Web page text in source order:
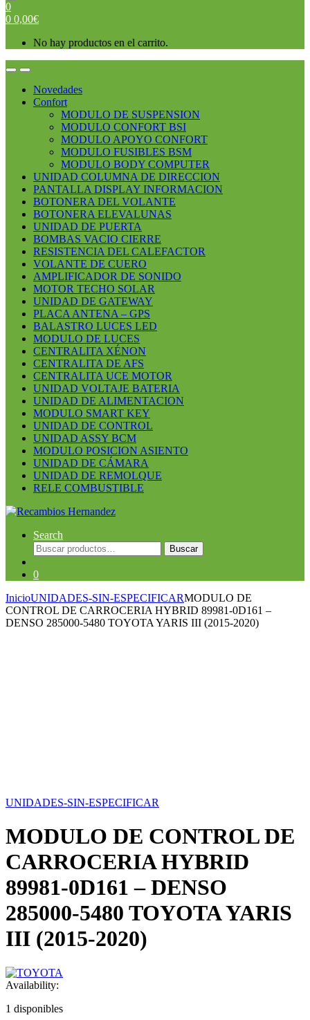
0
0 0,00€
No hay productos en el carrito.
OpenClose
Novedades
Confort
MODULO DE SUSPENSION
MODULO CONFORT BSI
MODULO APOYO CONFORT
MODULO FUSIBLES BSM
MODULO BODY COMPUTER
UNIDAD COLUMNA DE DIRECCION
PANTALLA DISPLAY INFORMACION
BOTONERA DEL VOLANTE
BOTONERA ELEVALUNAS
UNIDAD DE PUERTA
BOMBAS VACIO CIERRE
RESISTENCIA DEL CALEFACTOR
VOLANTE DE CUERO
AMPLIFICADOR DE SONIDO
MOTOR TECHO SOLAR
UNIDAD DE GATEWAY
PLACA ANTENA – GPS
BALASTRO LUCES LED
MODULO DE LUCES
CENTRALITA XÉNON
CENTRALITA DE AFS
CENTRALITA UCE MOTOR
UNIDAD VOLTAJE BATERIA
UNIDAD DE ALIMENTACION
MODULO SMART KEY
UNIDAD DE CONTROL
UNIDAD ASSY BCM
MODULO POSICION ASIENTO
UNIDAD DE CÁMARA
UNIDAD DE REMOLQUE
RELE COMBUSTIBLE
Search
Buscar
por:
Buscar
0
InicioUNIDADES-SIN-ESPECIFICARMODULO DE
CONTROL DE CARROCERIA HYBRID 89981-0D161 –
DENSO 285000-5480 TOYOTA YARIS III (2015-2020)
UNIDADES-SIN-ESPECIFICAR
MODULO DE CONTROL DE
CARROCERIA HYBRID
89981-0D161 – DENSO
285000-5480 TOYOTA YARIS
III (2015-2020)
Availability:
1 disponibles